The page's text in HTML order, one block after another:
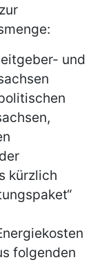
und
kürzlich
folgenden